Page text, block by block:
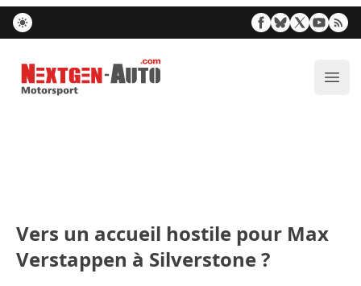
Nextgen-Auto.com
Vers un accueil hostile pour Max
Verstappen à Silverstone ?